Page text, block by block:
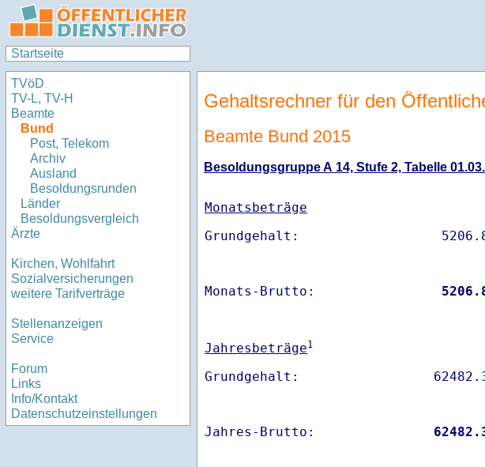
Startseite
TVöD
TV-L, TV-H
Beamte
Bund
Post, Telekom
Archiv
Ausland
Besoldungsrunden
Länder
Besoldungsvergleich
Ärzte
Kirchen, Wohlfahrt
Sozialversicherungen
weitere Tarifverträge
Stellenanzeigen
Service
Forum
Links
Info/Kontakt
Datenschutzeinstellungen
Gehaltsrechner für den
Beamte Bund 2015
Besoldungsgruppe A 14, Stufe 2, Tabelle
Monatsbeträge
Monats-Brutto:
Jahresbeträge1
Jahres-Brutto: